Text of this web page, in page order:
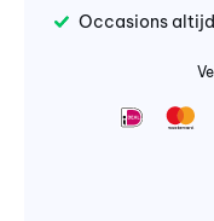
Occasions